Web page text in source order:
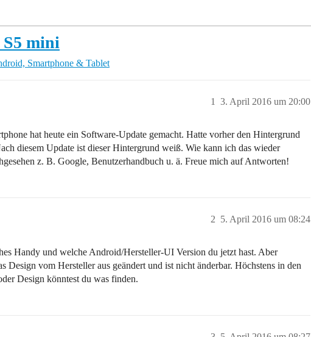
S5 mini
Smartphone & Tablet
3. April 2016 um 20:00
1
hat heute ein Software-Update gemacht. Hatte vorher den Hintergrund
diesem Update ist dieser Hintergrund weiß. Wie kann ich das wieder
z. B. Google, Benutzerhandbuch u. ä. Freue mich auf Antworten!
5. April 2016 um 08:24
2
Handy und welche Android/Hersteller-UI Version du jetzt hast. Aber
Design vom Hersteller aus geändert und ist nicht änderbar. Höchstens in den
Design könntest du was finden.